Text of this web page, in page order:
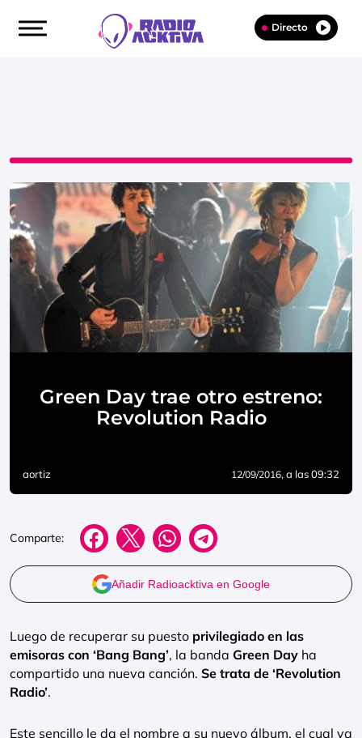
Directo
Green Day trae otro estreno:
Revolution Radio
aortiz 12/09/2016, a las 09:32
Comparte:
Añadir Radioacktiva en Google
Luego de recuperar su puesto privilegiado en las
emisoras con ‘Bang Bang’, la banda Green Day ha
compartido una nueva canción. Se trata de ‘Revolution
Radio’.
Este sencillo le da el nombre a su nuevo álbum, el cual ya